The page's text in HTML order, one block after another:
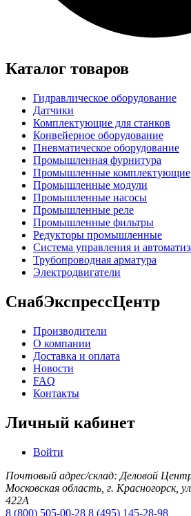
Каталог товаров
Гидравлическое оборудование
Датчики
Комплектующие для станков
Конвейерное оборудование
Пневматическое оборудование
Промышленная фурнитура
Промышленные комплектующие
Промышленные модули
Промышленные насосы
Промышленные реле
Промышленные фильтры
Редукторы промышленные
Система управления и
Трубопроводная арматура
Электродвигатели
СнабЭкспрессЦентр
Производители
О компании
Доставка и оплата
Новости
FAQ
Контакты
Личный кабинет
Войти
Почтовый адрес/склад: Деловой
Московская область, г. Красногорск,
422А
8 (800) 505-00-28 8 (495) 145-28-98